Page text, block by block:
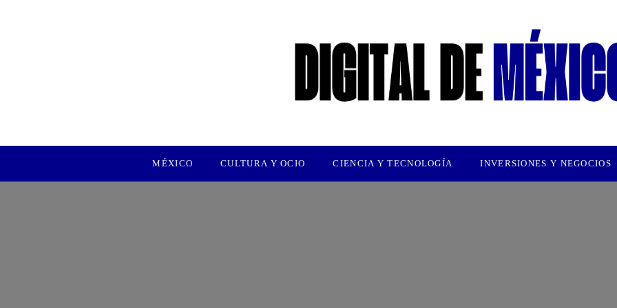
MÉXICO CULTURA Y OCIO CIENCIA Y TECNOLOGÍA INVERSIONES Y NEGOCIOS